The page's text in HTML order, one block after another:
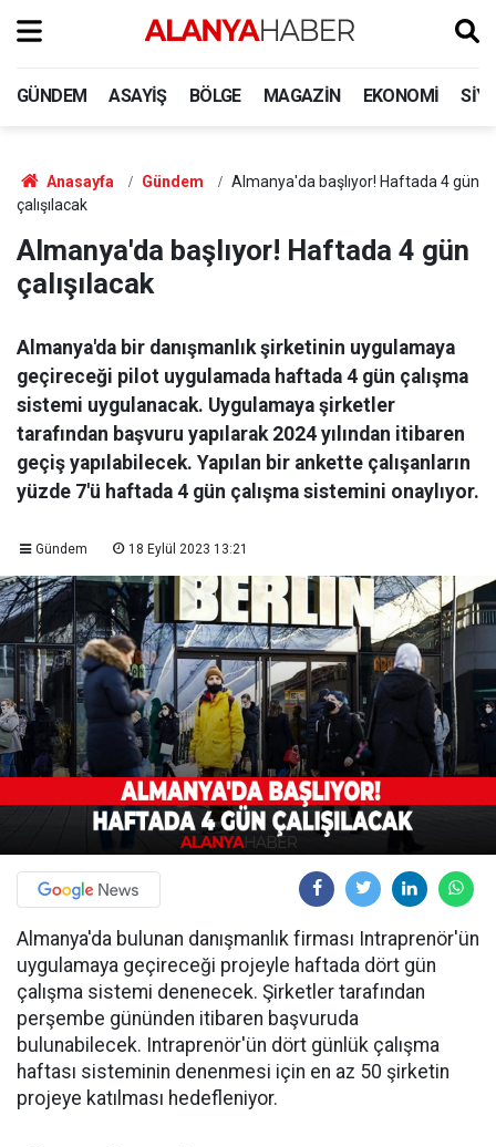
GÜNDEM ASAYIŞ BÖLGE MAGAZIN EKONOMI
Anasayfa Gündem
Almanya'da başlıyor! Haftada 4 gün
çalışılacak
Almanya'da başlıyor! Haftada 4 gün
çalışılacak
Almanya'da bir danışmanlık şirketinin uygulamaya
geçireceği pilot uygulamada haftada 4 gün çalışma
sistemi uygulanacak. Uygulamaya şirketler
tarafından başvuru yapılarak 2024 yılından itibaren
geçiş yapılabilecek. Yapılan bir ankette çalışanların
yüzde 7'ü haftada 4 gün çalışma sistemini onaylıyor.
Gündem 18 Eylül 2023 13:21
Almanya'da bulunan danışmanlık firması Intraprenör'ün
uygulamaya geçireceği projeyle haftada dört gün
çalışma sistemi denenecek. Şirketler tarafından
perşembe gününden itibaren başvuruda
bulunabilecek. Intraprenör'ün dört günlük çalışma
haftası sisteminin denenmesi için en az 50 şirketin
projeye katılması hedefleniyor.